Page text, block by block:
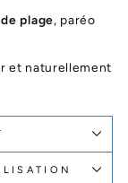
plage, paréo
et naturellement